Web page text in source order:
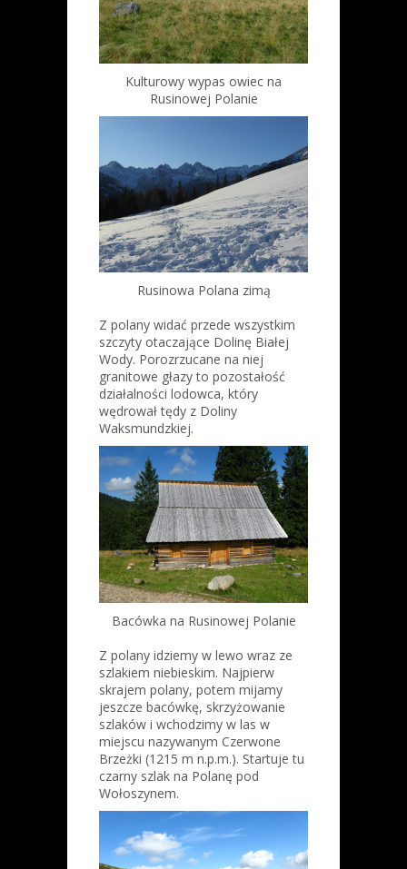
Kulturowy wypas owiec na
Rusinowej Polanie
Rusinowa Polana zimą
Z polany widać przede wszystkim
szczyty otaczające Dolinę Białej
Wody. Porozrzucane na niej
granitowe głazy to pozostałość
działalności lodowca, który
wędrował tędy z Doliny
Waksmundzkiej.
Bacówka na Rusinowej Polanie
Z polany idziemy w lewo wraz ze
szlakiem niebieskim. Najpierw
skrajem polany, potem mijamy
jeszcze bacówkę, skrzyżowanie
szlaków i wchodzimy w las w
miejscu nazywanym Czerwone
Brzeżki (1215 m n.p.m.). Startuje tu
czarny szlak na Polanę pod
Wołoszynem.